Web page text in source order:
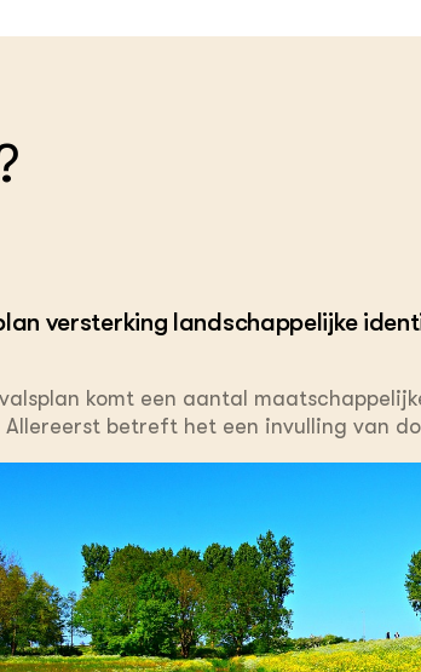
versterking landschappelijke
komt een aantal
Allereerst betreft het een invulling van
uitbreiding van het areaal bos met
Ten derde draagt het
zoals opgenomen in de LNV-
en de aanpak reductie stikstof.